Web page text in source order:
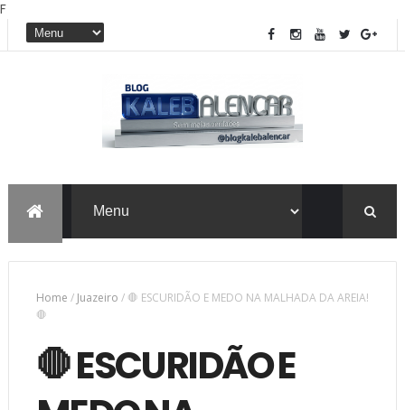
F
Home / Juazeiro / 🛑 ESCURIDÃO E MEDO NA MALHADA DA AREIA!
🛑
🛑 ESCURIDÃO E